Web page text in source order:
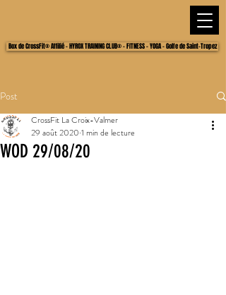
Box de CrossFit® Affilié - HYROX TRAINING CLUB® - FITNESS - YOGA - Golfe de Saint-Tropez
Post
WOD 29/08/20
CrossFit La Croix-Valmer
29 août 2020 1 min de lecture